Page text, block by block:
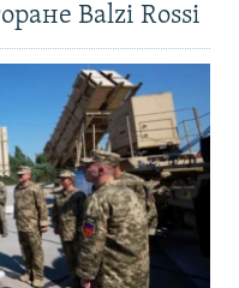
Balzi Rossi